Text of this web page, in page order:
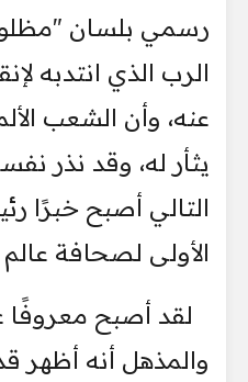
رسمي بلسان
الرب الذي انتدبه
عنه، وأن الشعب
يثأر له، وقد نذر
التالي أصبح خبرًا
الأولى لصحافة عالم
لقد أصبح
والمذهل أنه أظهر